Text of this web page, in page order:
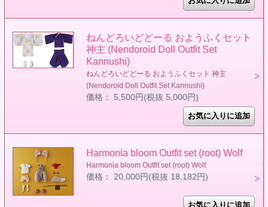
ねんどろいどどーる おようふくセット
神主 (Nendoroid Doll Outfit Set
Kannushi)
ねんどろいどどーる おようふくセット 神主
(Nendoroid Doll Outfit Set Kannushi)
価格： 5,500円(税抜 5,000円)
Harmonia bloom Outfit set (root) Wolf
Harmonia bloom Outfit set (root) Wolf
価格： 20,000円(税抜 18,182円)